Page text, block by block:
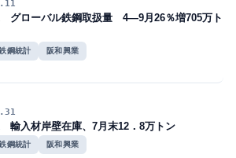
グローバル鉄鋼取扱量 4―9月26％増705万ト
鋼統計 阪和興業
輸入材岸壁在庫、7月末12．8万トン
鋼統計 阪和興業